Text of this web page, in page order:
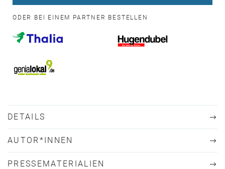
ODER BEI EINEM PARTNER BESTELLEN
DETAILS
AUTOR*INNEN
PRESSEMATERIALIEN